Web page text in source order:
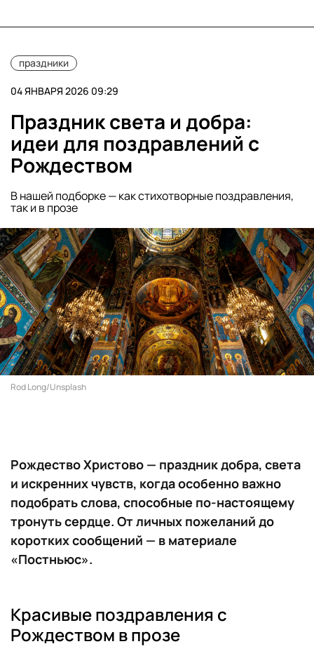
праздники
04 ЯНВАРЯ 2026 09:29
Праздник света и добра:
идеи для поздравлений с
Рождеством
В нашей подборке — как стихотворные поздравления,
так и в прозе
Rod Long/Unsplash
Рождество Христово — праздник добра, света
и искренних чувств, когда особенно важно
подобрать слова, способные по-настоящему
тронуть сердце. От личных пожеланий до
коротких сообщений — в материале
«Постньюс».
Красивые поздравления с
Рождеством в прозе